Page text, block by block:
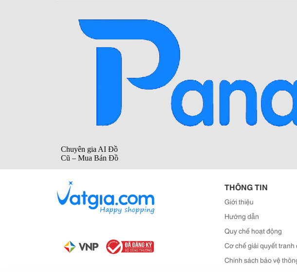
THÔNG TIN
Giới thiệu
Hướng dẫn
Quy chế hoạt động
Cơ chế giải quyết tranh
Chính sách bảo vệ